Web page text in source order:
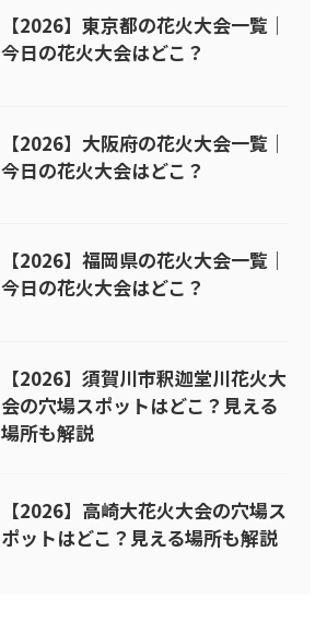
【2026】東京都の花火大会一覧｜
今日の花火大会はどこ？
【2026】大阪府の花火大会一覧｜
今日の花火大会はどこ？
【2026】福岡県の花火大会一覧｜
今日の花火大会はどこ？
【2026】須賀川市釈迦堂川花火大
会の穴場スポットはどこ？見える
場所も解説
【2026】高崎大花火大会の穴場ス
ポットはどこ？見える場所も解説